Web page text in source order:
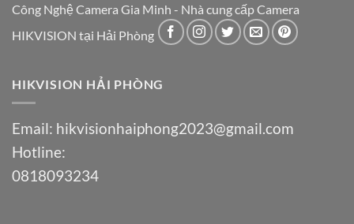
Công Nghệ Camera Gia Minh - Nhà cung cấp Camera
HIKVISION tại Hải Phòng
HIKVISION HẢI PHÒNG
Email: hikvisionhaiphong2023@gmail.com
Hotline:
0818093234